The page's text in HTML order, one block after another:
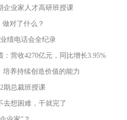
企业家人才高研班授课
对了什么？
绩电话会全纪录
营收4270亿元，同比增长3.95%
培养持续创造价值的能力
期总裁班授课
去想困难，干就完了